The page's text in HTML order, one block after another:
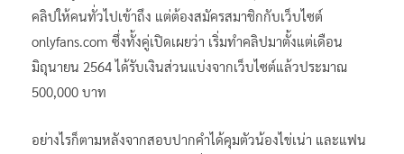
คลิปให้คนทั่วไปเข้าถึง แต่ต้องสมัครสมาชิกกับเว็บไซต์
onlyfans.com ซึ่งทั้งคู่เปิดเผยว่า เริ่มทำคลิปมาตั้งแต่เดือน
มิถุนายน 2564 ได้รับเงินส่วนแบ่งจากเว็บไซต์แล้วประมาณ
500,000 บาท
อย่างไรก็ตามหลังจากสอบปากคำได้คุมตัวน้องไข่เน่า และแฟน